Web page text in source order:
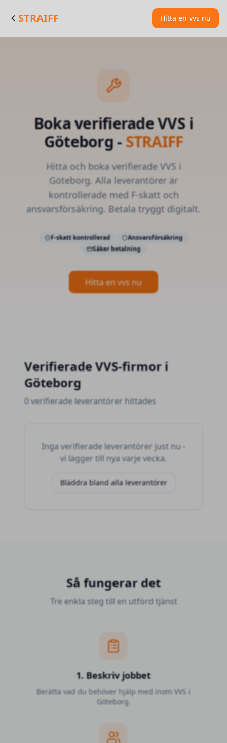
STRAIFF Hitta en vvs nu
Boka verifieradeVVSi
Göteborg-STRAIFF
Hitta och boka verifierade VVSi
Göteborg. Alla leverantörer är
kontrollerade med F-skatt och
ansvarsförsäkring. Betala tryggt digitalt.
F-skatt kontrollerad
Ansvarsförsäkring
Säker betalning
Hitta en vvs nu
VerifieradeVVS-firmor i
Göteborg
0 verifierade leverantörer hittades
Inga verifierade leverantörer just nu -
vi lägger till nya varje vecka.
Bläddra bland alla leverantörer
Så fungerar det
Tre enkla steg till en utförd tjänst
1. Beskriv jobbet
Berätta vad du behöver hjälp med inom VVS i
Göteborg.